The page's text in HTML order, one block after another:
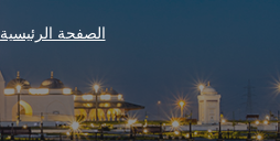
الصفحة الرئيسية